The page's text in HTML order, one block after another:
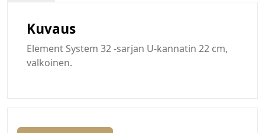
Kuvaus
Element System 32 -sarjan U-kannatin 22 cm,
valkoinen.